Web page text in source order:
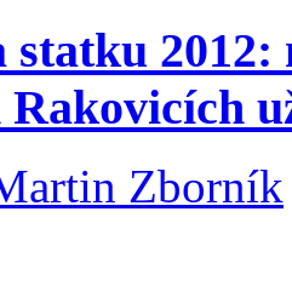
statku
Zborník